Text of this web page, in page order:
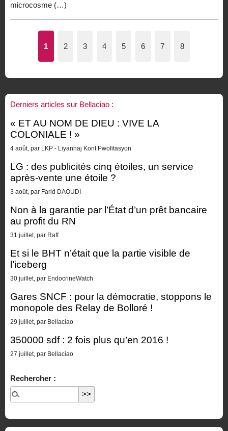
microcosme (…)
1 2 3 4 5 6 7 8
Derniers articles sur Bellaciao :
« ET AU NOM DE DIEU : VIVE LA
COLONIALE ! »
4 août, par LKP - Liyannaj Kont Pwofitasyon
LG : des publicités cinq étoiles, un service
après-vente une étoile ?
3 août, par Farid DAOUDI
Non à la garantie par l’État d’un prêt bancaire
au profit du RN
31 juillet, par Raff
Et si le BHT n’était que la partie visible de
l’iceberg
30 juillet, par EndocrineWatch
Gares SNCF : pour la démocratie, stoppons le
monopole des Relay de Bolloré !
29 juillet, par Bellaciao
350000 sdf : 2 fois plus qu’en 2016 !
27 juillet, par Bellaciao
Rechercher :